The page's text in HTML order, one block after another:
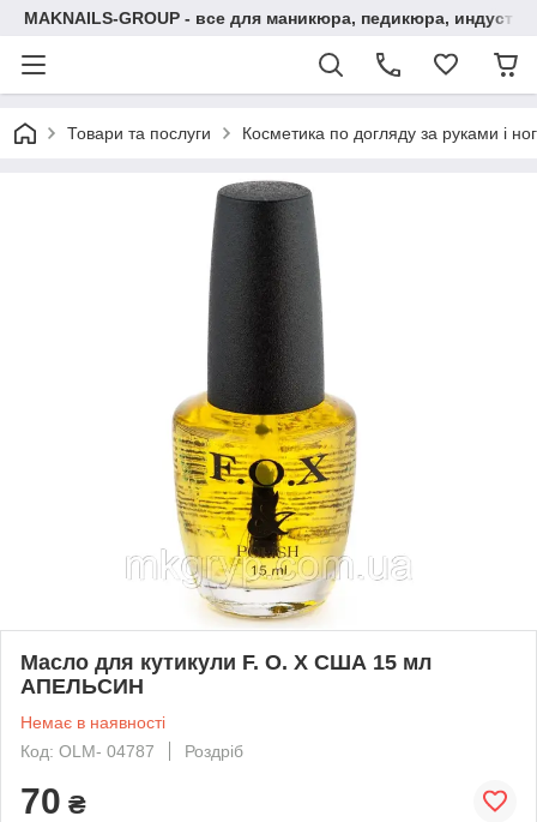
MAKNAILS-GROUP - все для маникюра, педикюра,
Товари та послуги Косметика по догляду за руками і
Масло для кутикули F. O. X США 15 мл
АПЕЛЬСИН
Немає в наявності
Код: OLM- 04787
Роздріб
70 ₴